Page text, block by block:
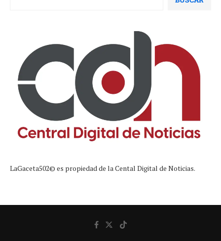
LaGaceta502© es propiedad de la Cental Digital de Noticias.